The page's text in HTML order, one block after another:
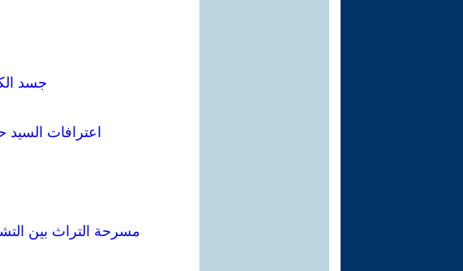
جسد
اعترافات السيد
مسرحة التراث بين